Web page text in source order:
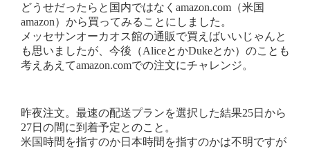
どうせだったらと国内ではなくamazon.com（米国
amazon）から買ってみることにしました。
メッセサンオーカオス館の通販で買えばいいじゃんと
も思いましたが、今後（AliceとかDukeとか）のことも
考えあえてamazon.comでの注文にチャレンジ。
昨夜注文。最速の配送プランを選択した結果25日から
27日の間に到着予定とのこと。
米国時間を指すのか日本時間を指すのかは不明ですが